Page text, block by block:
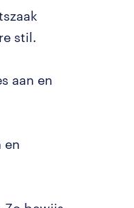
stil.
aan en
en